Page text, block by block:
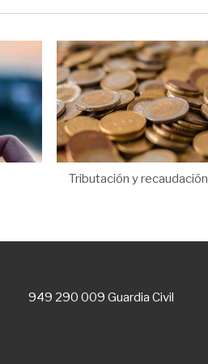
Tributación y recaudación
949 290 009 Guardia Civil